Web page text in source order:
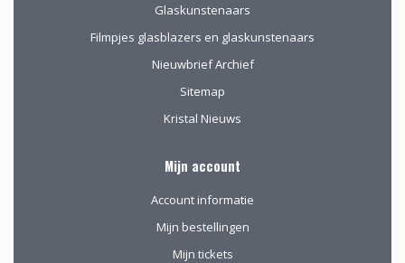
Glaskunstenaars
Filmpjes glasblazers en glaskunstenaars
Nieuwbrief Archief
Sitemap
Kristal Nieuws
Mijn account
Account informatie
Mijn bestellingen
Mijn tickets